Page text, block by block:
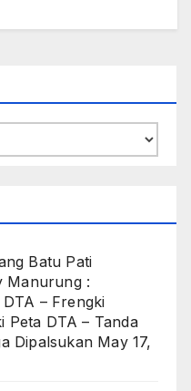
Batu Pati
Manurung :
– Frengki
Peta DTA – Tanda
Dipalsukan May 17,